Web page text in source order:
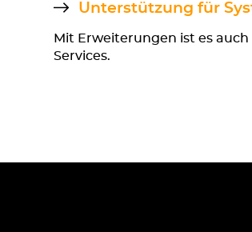
Unterstützung für
Mit Erweiterungen ist es
Services.